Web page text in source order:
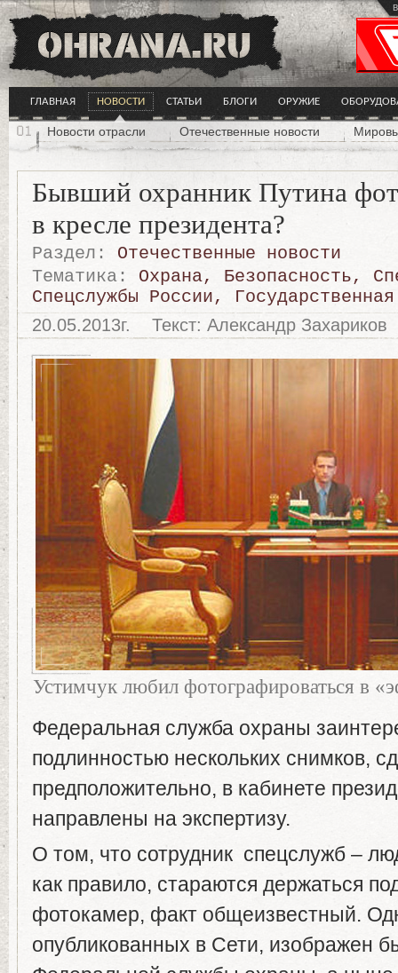
ГЛАВНАЯ НОВОСТИ СТАТЬИ БЛОГИ ОРУЖИЕ
Новости отрасли Отечественные новости
Бывший охранник Путина
в кресле президента?
Раздел:
Отечественные новости
Тематика:
Охрана, Безопасность,
Спецслужбы России,
20.05.2013г. Текст: Александр Захариков
Устимчук любил фотографироваться в
Федеральная служба охраны
подлинностью нескольких снимков,
предположительно, в кабинете
направлены на экспертизу.
О том, что сотрудник спецслужб –
как правило, стараются держаться
фотокамер, факт общеизвестный.
опубликованных в Сети, изображен